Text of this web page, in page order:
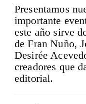
Presentamos
importante
este año sirve
de Fran Nuño,
Desirée
creadores que
editorial.